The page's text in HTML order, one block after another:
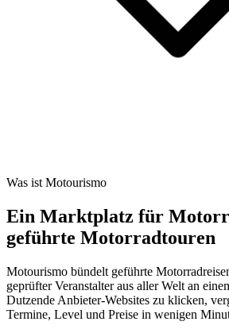
Was ist Motourismo
Ein Marktplatz für
geführte Motorradtouren
Motourismo bündelt geführte
geprüfter Veranstalter aus aller Welt an
Dutzende Anbieter-Websites zu klicken,
Termine, Level und Preise in wenigen